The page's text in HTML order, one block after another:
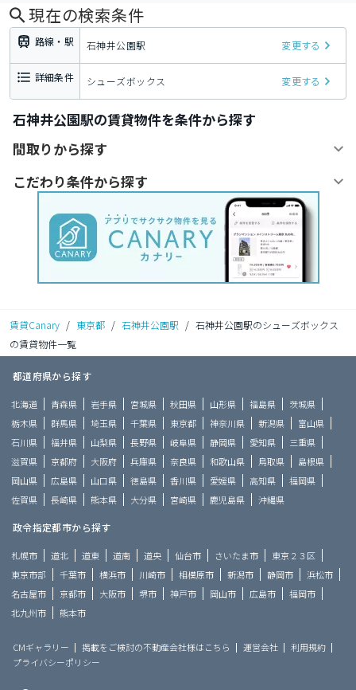
現在の検索条件
路線・駅 石神井公園駅 変更する
詳細条件 シューズボックス 変更する
石神井公園駅の賃貸物件を条件から探す
間取りから探す
こだわり条件から探す
賃貸Canary / 東京都 / 石神井公園駅 / 石神井公園駅のシューズボックス
の賃貸物件一覧
都道府県から探す
北海道 青森県 岩手県 宮城県 秋田県 山形県 福島県
茨城県
栃木県
群馬県 埼玉県 千葉県 東京都 神奈川県 新潟県
富山県
石川県
福井県 山梨県 長野県 岐阜県 静岡県 愛知県
三重県
滋賀県
京都府 大阪府 兵庫県 奈良県 和歌山県 鳥取県
島根県
岡山県
広島県 山口県 徳島県 香川県 愛媛県 高知県
福岡県
佐賀県
長崎県 熊本県 大分県 宮崎県 鹿児島県 沖縄県
政令指定都市から探す
札幌市 道北 道東 道南 道央 仙台市 さいたま市
東京２３区
東京市部
千葉市 横浜市 川崎市 相模原市 新潟市 静岡市
浜松市
名古屋市
京都市 大阪市 堺市 神戸市 岡山市 広島市
福岡市
北九州市
熊本市
CMギャラリー 掲載をご検討の不動産会社様はこちら 運営会社
利用規約
プライバシーポリシー